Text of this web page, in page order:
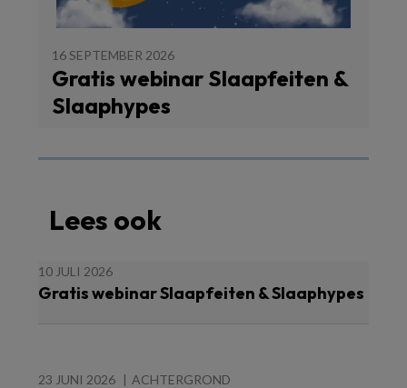
16 SEPTEMBER 2026
Gratis webinar Slaapfeiten &
Slaaphypes
Lees ook
10 JULI 2026
Gratis webinar Slaapfeiten & Slaaphypes
23 JUNI 2026 ACHTERGROND